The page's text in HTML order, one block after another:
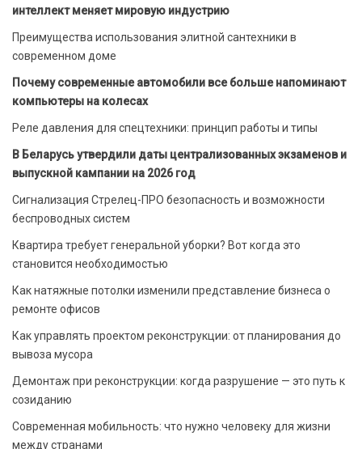
интеллект меняет мировую индустрию
Преимущества использования элитной сантехники в
современном доме
Почему современные автомобили все больше напоминают
компьютеры на колесах
Реле давления для спецтехники: принцип работы и типы
В Беларусь утвердили даты централизованных экзаменов и
выпускной кампании на 2026 год
Сигнализация Стрелец-ПРО безопасность и возможности
беспроводных систем
Квартира требует генеральной уборки? Вот когда это
становится необходимостью
Как натяжные потолки изменили представление бизнеса о
ремонте офисов
Как управлять проектом реконструкции: от планирования до
вывоза мусора
Демонтаж при реконструкции: когда разрушение — это путь к
созиданию
Современная мобильность: что нужно человеку для жизни
между странами